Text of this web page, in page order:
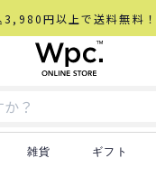
3,980円以上で送料無料！
雑貨 ギフト